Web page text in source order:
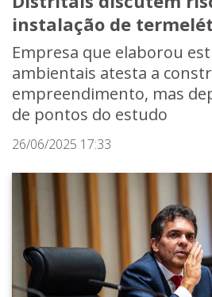
instalação de
Empresa que elaborou
ambientais atesta a
empreendimento, mas
de pontos do estudo
26/06/2025 17:33